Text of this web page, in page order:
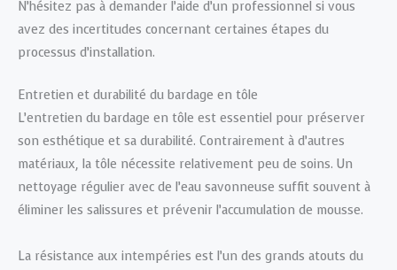
N’hésitez pas à demander l’aide d’un professionnel si vous
avez des incertitudes concernant certaines étapes du
processus d’installation.
Entretien et durabilité du bardage en tôle
L’entretien du bardage en tôle est essentiel pour préserver
son esthétique et sa durabilité. Contrairement à d’autres
matériaux, la tôle nécessite relativement peu de soins. Un
nettoyage régulier avec de l’eau savonneuse suffit souvent à
éliminer les salissures et prévenir l’accumulation de mousse.
La résistance aux intempéries est l’un des grands atouts du